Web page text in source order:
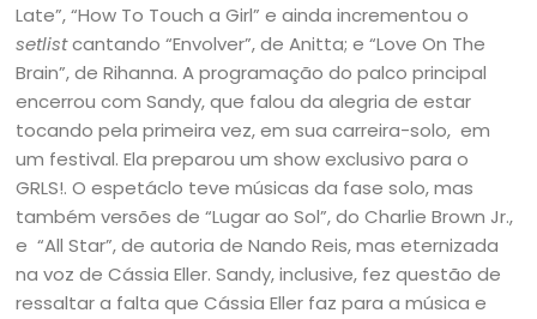
Late”, “How To Touch a Girl” e ainda incrementou o
setlistcantando “Envolver”, de Anitta; e “Love On The
Brain”, de Rihanna. A programação do palco principal
encerrou com Sandy, que falou da alegria de estar
tocando pela primeira vez, em sua carreira-solo, em
um festival. Ela preparou um show exclusivo para o
GRLS!. O espetáclo teve músicas da fase solo, mas
também versões de “Lugar ao Sol”, do Charlie Brown Jr.,
e “All Star”, de autoria de Nando Reis, mas eternizada
na voz de Cássia Eller. Sandy, inclusive, fez questão de
ressaltar a falta que Cássia Eller faz para a música e